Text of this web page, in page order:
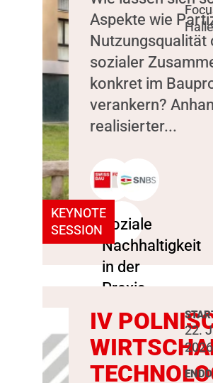
KEYNOTE
SESSION
Aspekte wie
Nutzungsqualität
sozialer
konkret im
verankern?
realisierter...
IV
22.